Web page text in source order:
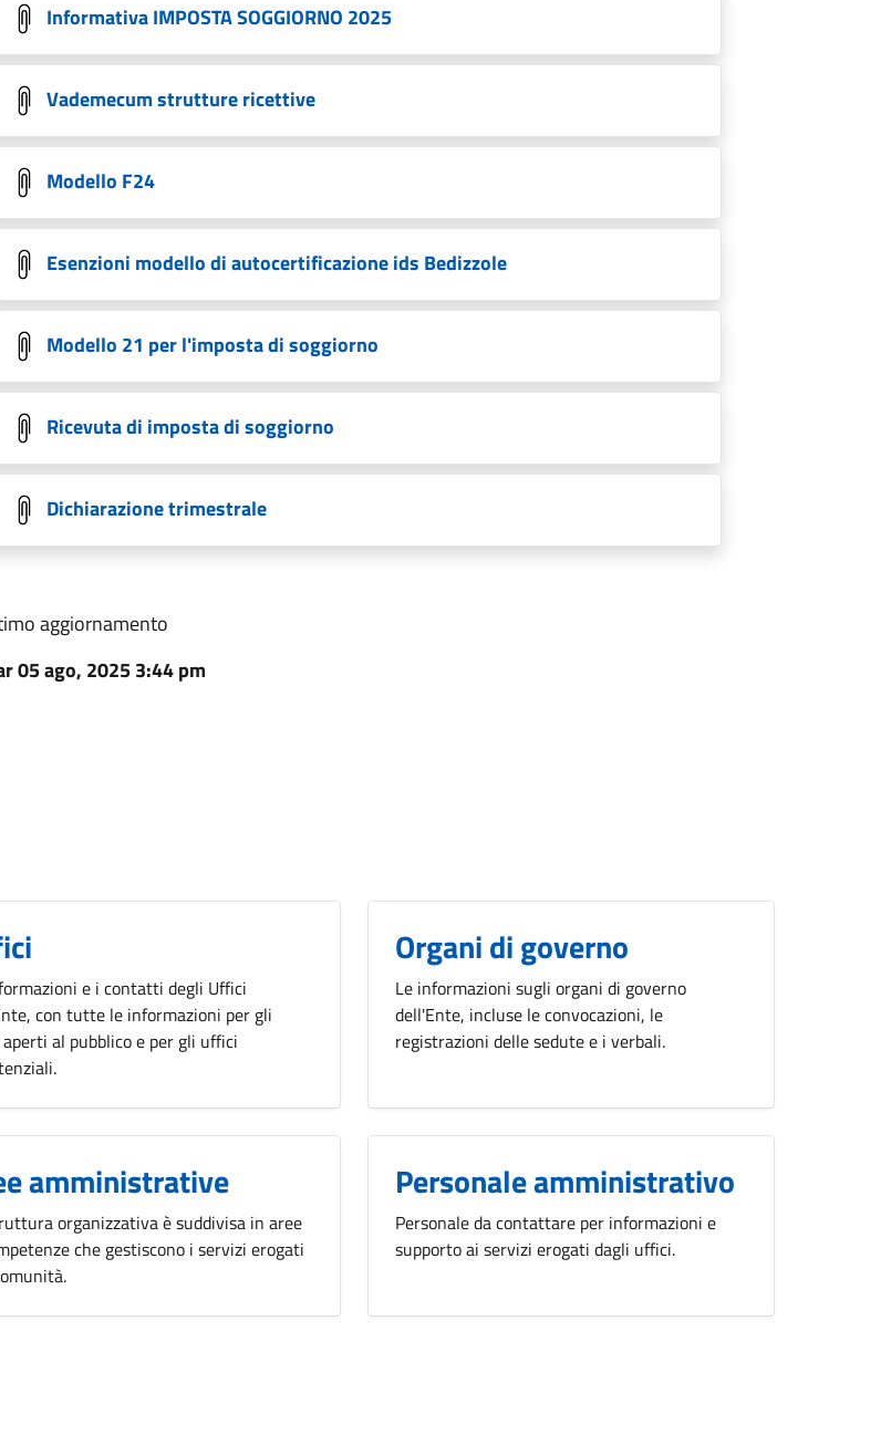
Informativa IMPOSTA SOGGIORNO 2025
Vademecum strutture ricettive
Modello F24
Esenzioni modello di autocertificazione ids Bedizzole
Modello 21 per l'imposta di soggiorno
Ricevuta di imposta di soggiorno
Dichiarazione trimestrale
aggiornamento
05 ago, 2025 3:44 pm
e i contatti degli Uffici
con tutte le informazioni per gli
al pubblico e per gli uffici
Organi di governo
Le informazioni sugli organi di governo
dell'Ente, incluse le convocazioni, le
registrazioni delle sedute e i verbali.
amministrative
organizzativa è suddivisa in aree
che gestiscono i servizi erogati
Personale amministrativo
Personale da contattare per informazioni e
supporto ai servizi erogati dagli uffici.